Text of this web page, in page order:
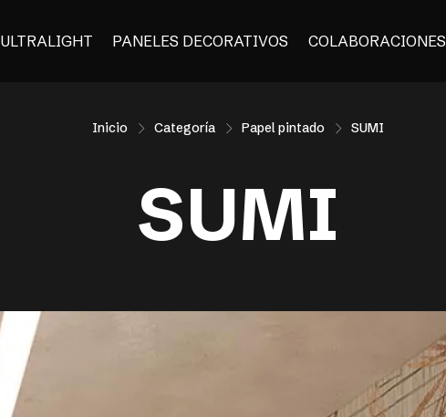
ULTRALIGHT PANELES DECORATIVOS COLABORACIONES
Inicio Categoría Papel pintado SUMI
SUMI